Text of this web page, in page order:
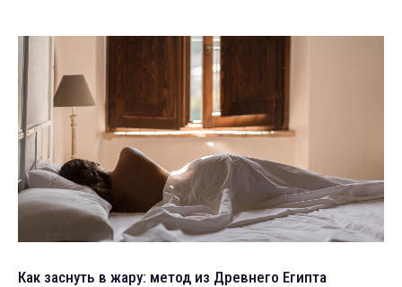
Как заснуть в жару: метод из Древнего Египта